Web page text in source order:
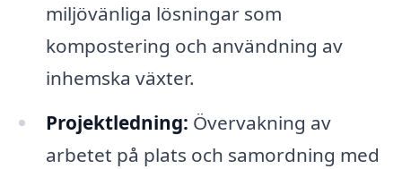
miljövänliga lösningar som
kompostering och användning av
inhemska växter.
Projektledning: Övervakning av
arbetet på plats och samordning med